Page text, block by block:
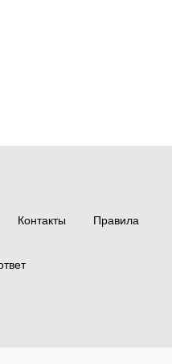
Контакты Правила